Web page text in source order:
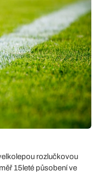
rozlučkovou
15leté působení ve